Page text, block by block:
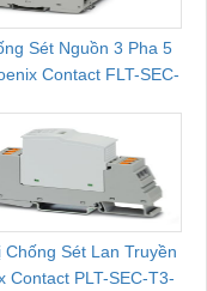
Sét Nguồn 3 Pha 5
Contact FLT-SEC-
Chống Sét Lan Truyền
Contact PLT-SEC-T3-